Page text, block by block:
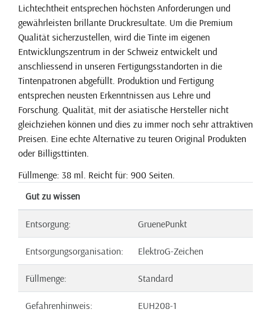
Lichtechtheit entsprechen höchsten Anforderungen und
gewährleisten brillante Druckresultate. Um die Premium
Qualität sicherzustellen, wird die Tinte im eigenen
Entwicklungszentrum in der Schweiz entwickelt und
anschliessend in unseren Fertigungsstandorten in die
Tintenpatronen abgefüllt. Produktion und Fertigung
entsprechen neusten Erkenntnissen aus Lehre und
Forschung. Qualität, mit der asiatische Hersteller nicht
gleichziehen können und dies zu immer noch sehr attraktiven
Preisen. Eine echte Alternative zu teuren Original Produkten
oder Billigsttinten.
Füllmenge: 38 ml. Reicht für: 900 Seiten.
Gut zu wissen
Entsorgung: GruenePunkt
Entsorgungsorganisation: ElektroG-Zeichen
Füllmenge: Standard
Gefahrenhinweis: EUH208-1